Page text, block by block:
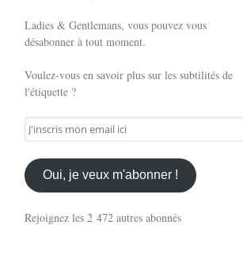
Ladies & Gentlemans, vous pouvez vous
désabonner à tout moment.
Voulez-vous en savoir plus sur les subtilités de
l'étiquette ?
J'inscris
mon
email
ici
Oui, je veux m'abonner !
Rejoignez les 2 472 autres abonnés